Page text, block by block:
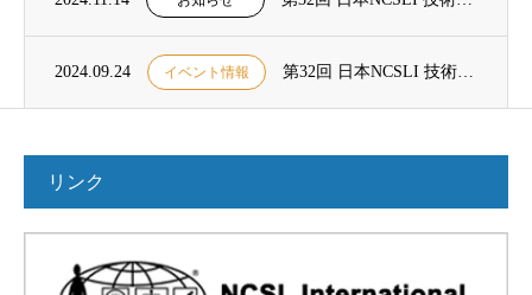
2024.09.24 イベント情報 第32回 日本NCSLI 技術フォーラム開催のご案内
リンク